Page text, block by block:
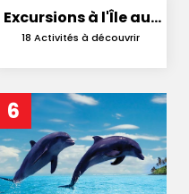
Excursions à l'Île aux
Cerfs
18 Activités à découvrir
6